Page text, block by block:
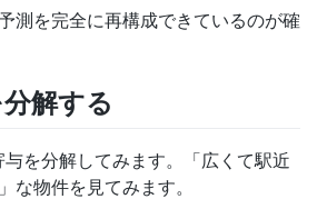
測を完全に再構成できているのが確
解する
与を分解してみます。「広くて駅近
な物件を見てみます。